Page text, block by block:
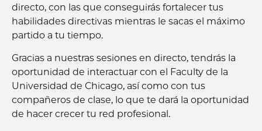
directo, con las que conseguirás fortalecer tus
habilidades directivas mientras le sacas el máximo
partido a tu tiempo.
Gracias a nuestras sesiones en directo, tendrás la
oportunidad de interactuar con el Faculty de la
Universidad de Chicago, así como con tus
compañeros de clase, lo que te dará la oportunidad
de hacer crecer tu red profesional.